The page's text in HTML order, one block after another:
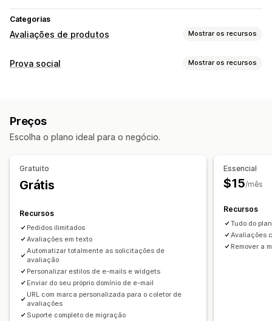
Categorias
Avaliações de produtos Mostrar os recursos
Opções de exibição
Maneiras de obter avaliações
Automações
Prova social Mostrar os recursos
Opções de exibição
Visualizações de produto
Contagem de avaliações
Análises
Acompanhamento de engajamento
Preços
Escolha o plano ideal para o negócio.
Gratuito
Grátis
Recursos
Pedidos ilimitados
Avaliações em texto
Automatizar totalmente as solicitações de
avaliação
Personalizar estilos de e-mails e widgets
Enviar do seu próprio domínio de e-mail
URL com marca personalizada para o coletor de
avaliações
Suporte completo de migração
Essencial
$15/mês
Recursos
Tudo do
Avaliações
Remover a